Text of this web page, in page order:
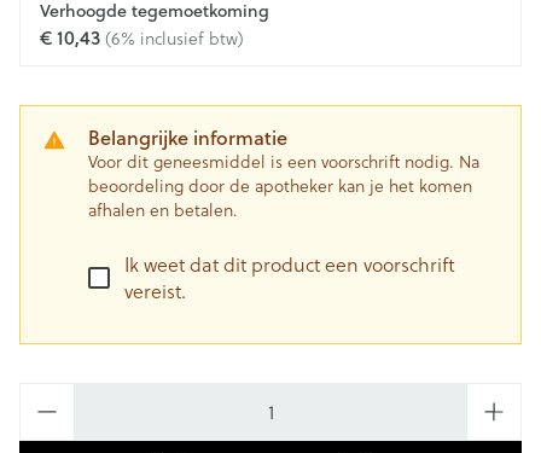
Verhoogde tegemoetkoming
€ 10,43 (6% inclusief btw)
Belangrijke informatie
Voor dit geneesmiddel is een voorschrift nodig. Na
beoordeling door de apotheker kan je het komen
afhalen en betalen.
Ik weet dat dit product een voorschrift
vereist.